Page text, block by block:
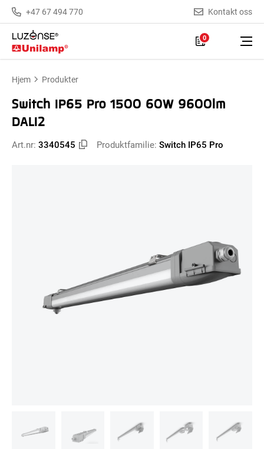
+47 67 494 770 Kontakt oss
0
Hjem Produkter
Switch IP65 Pro 1500 60W 9600lm
DALI2
Art.nr: 3340545 Produktfamilie: Switch IP65 Pro